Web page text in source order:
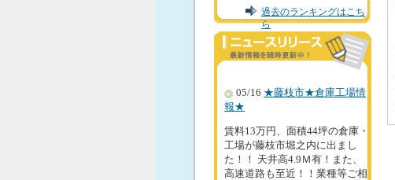
過去のランキングはこち
ら
05/16 ★藤枝市★倉庫工場情
報★
賃料13万円、面積44坪の倉庫・
工場が藤枝市堀之内に出まし
た！！ 天井高4.9Ｍ有！また、
高速道路も至近！！業種等ご相